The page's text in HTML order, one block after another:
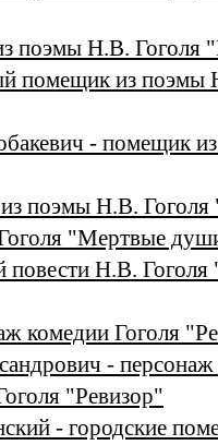
поэмы Н.В. Гоголя
помещик из
- помещик
поэмы Н.В.
"Мертвые
повести Н.В. Гоголя
комедии Гоголя
-
"Ревизор"
- городские